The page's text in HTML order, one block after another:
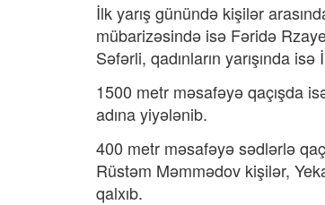
İlk yarış günündə kişilər
mübarizəsində isə Fəridə
Səfərli, qadınların yarışında
1500 metr məsafəyə qaçışda
adına yiyələnib.
400 metr məsafəyə sədlərlə
Rüstəm Məmmədov kişilər,
qalxıb.